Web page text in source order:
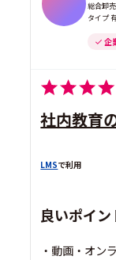
総合卸
タイプ
企
社内教育
LMSで利用
良いポイン
・動画・オン